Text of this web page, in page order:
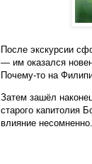
После экскурсии
— им оказался
Почему-то на
Затем зашёл
старого капитолия
влияние несомненно.